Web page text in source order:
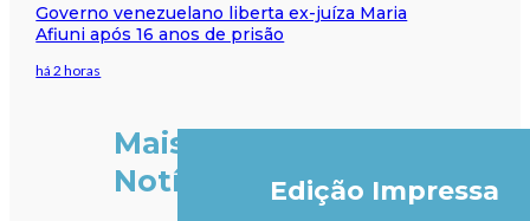
Governo venezuelano liberta ex-juíza Maria
Afiuni após 16 anos de prisão
há 2 horas
Mais
Notícias
Edição Impressa